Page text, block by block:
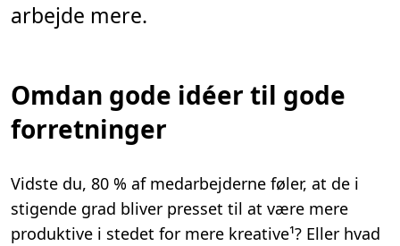
arbejde mere.
Omdan gode idéer til gode
forretninger
Vidste du, 80 % af medarbejderne føler, at de i
stigende grad bliver presset til at være mere
produktive i stedet for mere kreative¹? Eller hvad